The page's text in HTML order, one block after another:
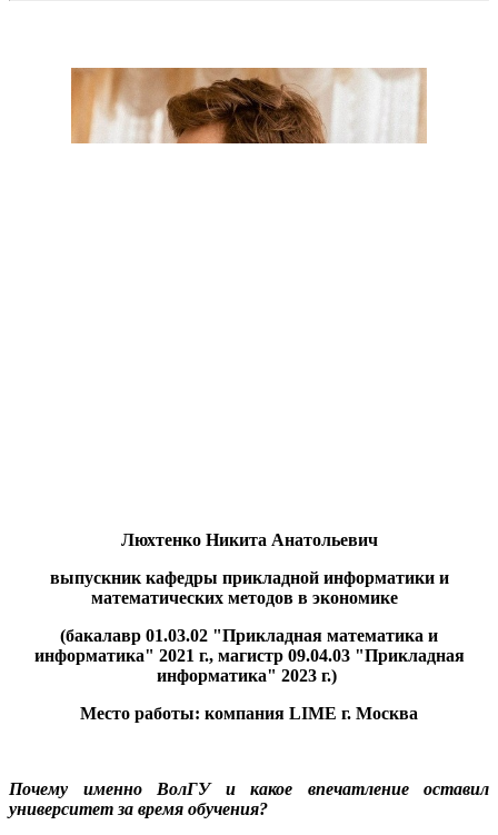
Люхтенко Никита Анатольевич
выпускник кафедры прикладной информатики и
математических методов в экономике
(бакалавр 01.03.02 "Прикладная математика и
информатика" 2021 г., магистр 09.04.03 "Прикладная
информатика" 2023 г.)
Место работы: компания LIME г. Москва
Почему именно ВолГУ и какое впечатление оставил
университет за время обучения?